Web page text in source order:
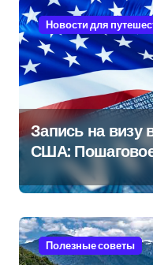
Новости для
Запись на визу
США:
Полезные советы